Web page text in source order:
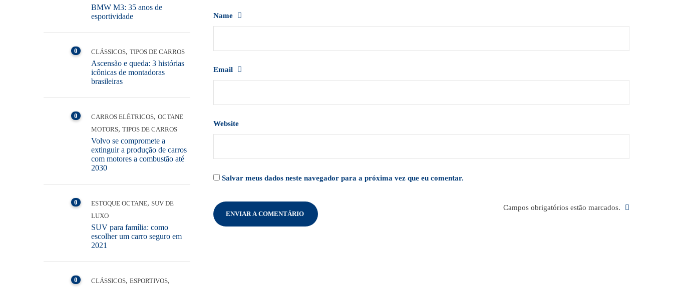
Name
Email
Website
Salvar meus dados neste navegador para a próxima vez que eu comentar.
Campos obrigatórios estão marcados.
BMW M3: 35 anos de
esportividade
0 CLÁSSICOS, TIPOS DE CARROS
Ascensão e queda: 3 histórias
icônicas de montadoras
brasileiras
0 CARROS ELÉTRICOS, OCTANE
MOTORS, TIPOS DE CARROS
Volvo se compromete a
extinguir a produção de carros
com motores a combustão até
2030
0 ESTOQUE OCTANE, SUV DE
LUXO
SUV para família: como
escolher um carro seguro em
2021
0 CLÁSSICOS, ESPORTIVOS,